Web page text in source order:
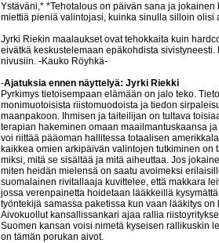
Ystäväni,* *Tehotalous on päivän sana ja
miettiä pieniä valintojasi, kuinka sinulla silloin olisi
Jyrki Riekin maalaukset ovat tehokkaita kuin
eivätkä keskustelemaan epäkohdista
nivusiin. -Kauko Röyhkä-
-Ajatuksia ennen näyttelyä: Jyrki Riekki
Pyrkimys tietoisempaan elämään on jalo teko.
monimuotoisista riistomuodoista ja tiedon
maanpakoon. Ihmisen ja taiteilijan on tultava
terapian hakeminen omaan maailmantuskaansa
voi riittää pääoman hallitessa totaalisen
kaikkea omien arkipäivän valintojen tutkiminen on
miksi, mitä se sisältää ja mitä aiheuttaa. Jos
miten heidän mielensä on saatu avoimeksi
suomalainen rivitallaaja kuvittelee, että makkara
jossa verenpainetta hoidetaan lääkkeillä
työntekijä samassa paketissa kun vaan lääkitys
Aivokuollut kansallissankari ajaa rallia
Suomen kansan voisi nimetä kyseisen rallikuskin
on tämän porukan aivot.